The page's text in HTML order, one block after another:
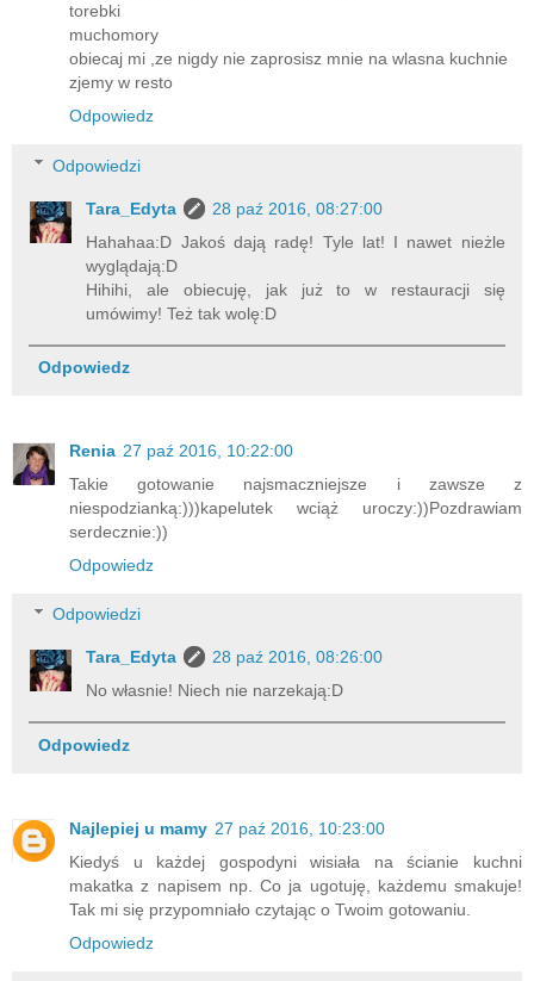
torebki
muchomory
obiecaj mi ,ze nigdy nie zaprosisz mnie na wlasna kuchnie
zjemy w resto
Odpowiedz
Odpowiedzi
Tara_Edyta
28 paź 2016, 08:27:00
Hahahaa:D Jakoś dają radę! Tyle lat! I nawet nieżle
wyglądają:D
Hihihi, ale obiecuję, jak już to w restauracji się
umówimy! Też tak wolę:D
Odpowiedz
Renia 27 paź 2016, 10:22:00
Takie gotowanie najsmaczniejsze i zawsze z
niespodzianką:)))kapelutek wciąż uroczy:))Pozdrawiam
serdecznie:))
Odpowiedz
Odpowiedzi
Tara_Edyta
28 paź 2016, 08:26:00
No własnie! Niech nie narzekają:D
Odpowiedz
Najlepiej u mamy 27 paź 2016, 10:23:00
Kiedyś u każdej gospodyni wisiała na ścianie kuchni
makatka z napisem np. Co ja ugotuję, każdemu smakuje!
Tak mi się przypomniało czytając o Twoim gotowaniu.
Odpowiedz